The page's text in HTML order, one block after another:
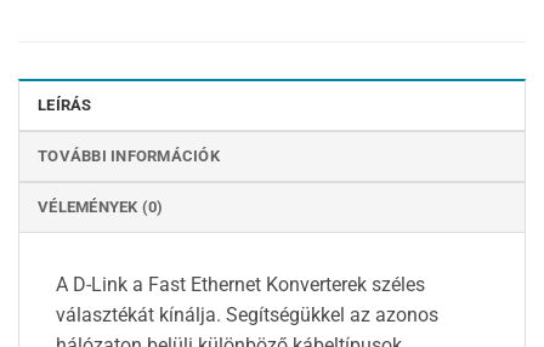
LEÍRÁS
TOVÁBBI INFORMÁCIÓK
VÉLEMÉNYEK (0)
A D-Link a Fast Ethernet Konverterek széles
választékát kínálja. Segítségükkel az azonos